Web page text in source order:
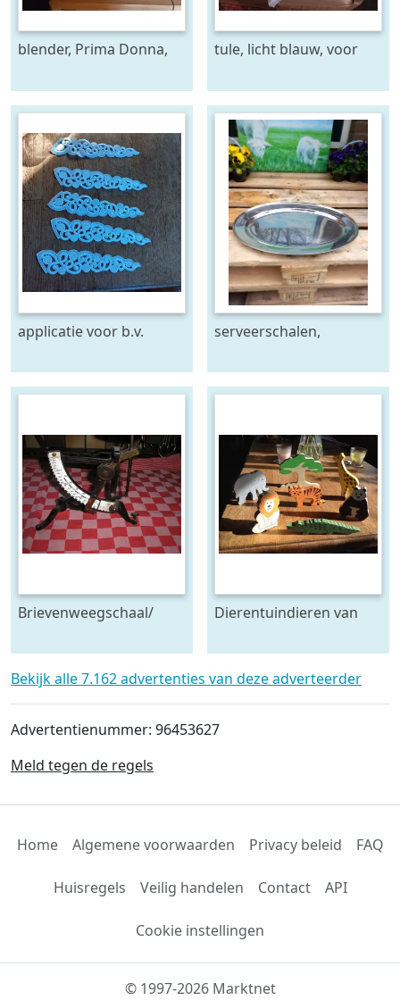
blender, Prima Donna,
tule, licht blauw, voor
versieringen
applicatie voor b.v.
serveerschalen,
Brievenweegschaal/
Dierentuindieren van
Bekijk alle 7.162 advertenties van deze adverteerder
Advertentienummer: 96453627
Meld tegen de regels
Home Algemene voorwaarden Privacy beleid FAQ
Huisregels Veilig handelen Contact API
Cookie instellingen
© 1997-2026 Marktnet